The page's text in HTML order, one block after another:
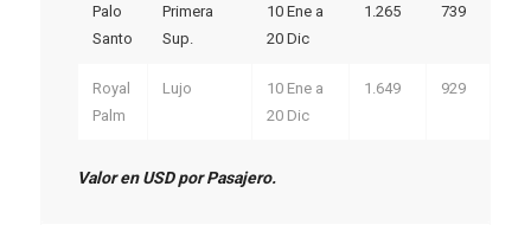
Palo
Santo
Primera
Sup.
10 Ene a
20 Dic
1.265 739
Royal
Palm
Lujo
10 Ene a
20 Dic
1.649 929
Valor en USD por Pasajero.